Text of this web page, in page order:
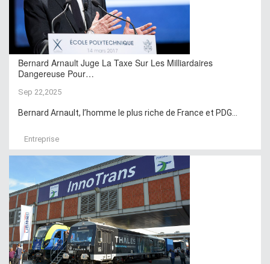
Bernard Arnault Juge La Taxe Sur Les Milliardaires
Dangereuse Pour…
Sep 22,2025
Bernard Arnault, l’homme le plus riche de France et PDG...
Entreprise